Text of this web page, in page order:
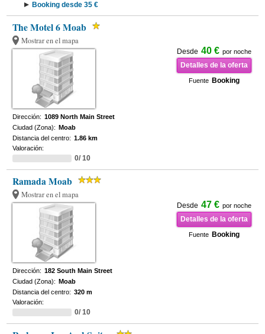
Booking desde 35 €
The Motel 6 Moab
Mostrar en el mapa
Desde 40 € por noche
Detalles de la oferta
Fuente Booking
Dirección: 1089 North Main Street
Ciudad (Zona): Moab
Distancia del centro: 1.86 km
Valoración:
0/ 10
Ramada Moab
Mostrar en el mapa
Desde 47 € por noche
Detalles de la oferta
Fuente Booking
Dirección: 182 South Main Street
Ciudad (Zona): Moab
Distancia del centro: 320 m
Valoración:
0/ 10